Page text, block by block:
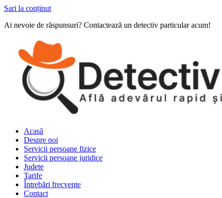
Sari la conținut
Ai nevoie de răspunsuri? Contactează un detectiv particular acum!
Acasă
Despre noi
Servicii persoane fizice
Servicii persoane juridice
Judete
Tarife
Întrebări frecvente
Contact